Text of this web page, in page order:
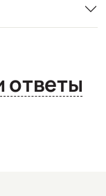
Вопросы и ответы